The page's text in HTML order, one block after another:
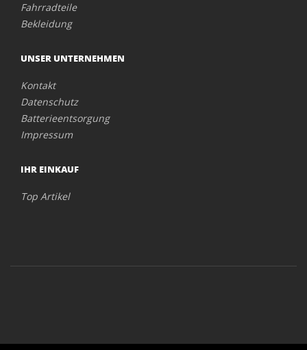
Fahrradteile
Bekleidung
UNSER UNTERNEHMEN
Kontakt
Datenschutz
Batterieentsorgung
Impressum
IHR EINKAUF
Top Artikel